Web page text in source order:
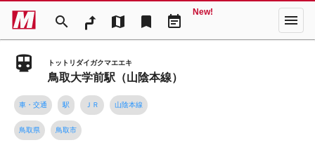
search map bookmark event_note
New! menu
トットリダイガクマエエキ
鳥取大学前駅（山陰本線）
車・交通 駅 ＪＲ 山陰本線
鳥取県 鳥取市